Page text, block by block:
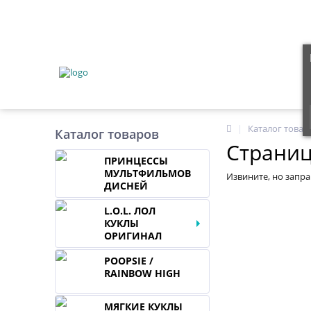
Каталог товаров
ПРИНЦЕССЫ
МУЛЬТФИЛЬМОВ
ДИСНЕЙ
L.O.L. ЛОЛ
КУКЛЫ
ОРИГИНАЛ
POOPSIE /
RAINBOW HIGH
МЯГКИЕ КУКЛЫ
Каталог
Извините, но